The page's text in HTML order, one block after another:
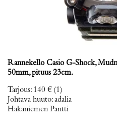
Rannekello Casio G-Shock,
50mm, pituus 23cm.
Tarjous: 140 € (1)
Johtava huuto:adalia
Hakaniemen Pantti